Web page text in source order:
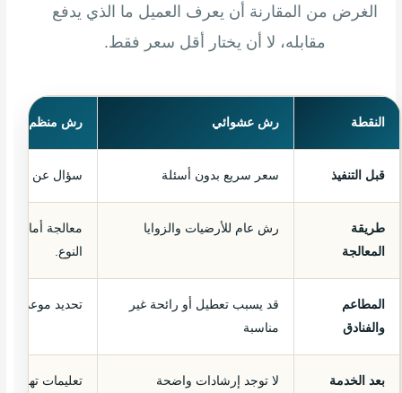
الغرض من المقارنة أن يعرف العميل ما الذي يدفع
مقابله، لا أن يختار أقل سعر فقط.
النقطة رش عشوائي رش منظم
قبل التنفيذ سعر سريع بدون أسئلة سؤال عن نوع
طريقة
المعالجة
رش عام للأرضيات والزوايا
معالجة أماكن
النوع.
المطاعم
والفنادق
قد يسبب تعطيل أو رائحة غير
مناسبة
تحديد موعد
بعد الخدمة لا توجد إرشادات واضحة تعليمات تهوية